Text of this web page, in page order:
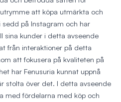
att köpa utmärkta och
på Instagram och har
sina kunder i detta avseende
från interaktioner på detta
att fokusera på kvaliteten på
har Fenusuria kunnat uppnå
stolta över det. I detta avseende
med fördelarna med köp och